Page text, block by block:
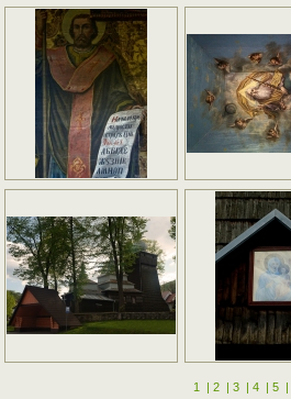
1 | 2 | 3 | 4 | 5 |